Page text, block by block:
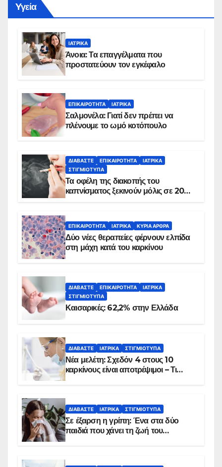
Yγεία
ΙΑΤΡΙΚΆ
Άνοια: Τα επαγγέλματα που
προστατεύουν τον εγκέφαλο
ΕΠΙΚΑΙΡΌΤΗΤΑ ΙΑΤΡΙΚΆ
Σαλμονέλα: Γιατί δεν πρέπει να
πλένουμε το ωμό κοτόπουλο
ΔΙΑΒΆΣΤΕ ΕΠΙΚΑΙΡΌΤΗΤΑ
ΙΑΤΡΙΚΆ
ΣΤΙΓΜΙΌΤΥΠΑ
Τα οφέλη της διακοπής του
καπνίσματος ξεκινούν μόλις σε 20
ΕΠΙΚΑΙΡΌΤΗΤΑ ΙΑΤΡΙΚΆ ΚΥΡΙΑ ΑΡΘΡΑ
Δύο νέες θεραπείες φέρνουν ελπίδα
στη μάχη κατά του καρκίνου
ΔΙΑΒΆΣΤΕ ΕΠΙΚΑΙΡΌΤΗΤΑ
ΙΑΤΡΙΚΆ
ΣΤΙΓΜΙΌΤΥΠΑ
Καισαρικές: 62,2% στην Ελλάδα
ΔΙΑΒΆΣΤΕ ΙΑΤΡΙΚΆ ΣΤΙΓΜΙΌΤΥΠΑ
Νέα μελέτη: Σχεδόν 4 στους 10
καρκίνους είναι αποτρέψιμοι – Τι
ΔΙΑΒΆΣΤΕ ΙΑΤΡΙΚΆ ΣΤΙΓΜΙΌΤΥΠΑ
Σε έξαρση η γρίπη: Ένα στα δύο
παιδιά που χάνει τη ζωή του